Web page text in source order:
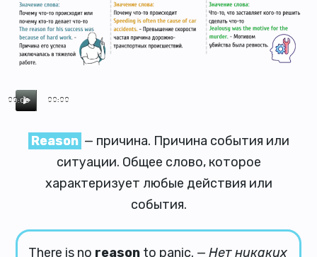
00:00
00:00
Reason — причина. Причина события или
ситуации. Общее слово, которое
характеризует любые действия или
события.
There is no reason to panic. —Нет никаких